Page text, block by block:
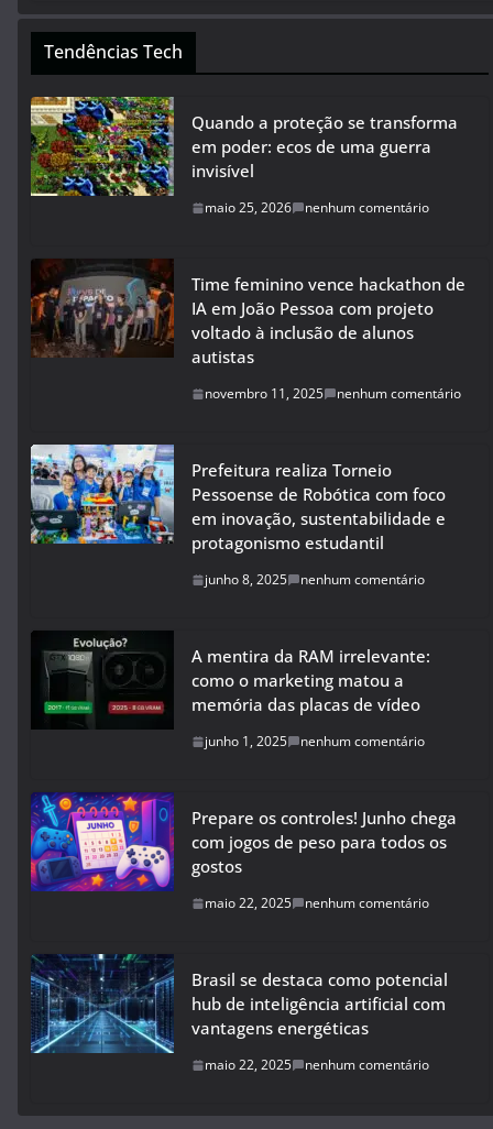
Tendências Tech
Quando a proteção se transforma
em poder: ecos de uma guerra
invisível
maio 25, 2026 nenhum comentário
Time feminino vence hackathon de
IA em João Pessoa com projeto
voltado à inclusão de alunos
autistas
novembro 11, 2025 nenhum comentário
Prefeitura realiza Torneio
Pessoense de Robótica com foco
em inovação, sustentabilidade e
protagonismo estudantil
junho 8, 2025 nenhum comentário
A mentira da RAM irrelevante:
como o marketing matou a
memória das placas de vídeo
junho 1, 2025 nenhum comentário
Prepare os controles! Junho chega
com jogos de peso para todos os
gostos
maio 22, 2025 nenhum comentário
Brasil se destaca como potencial
hub de inteligência artificial com
vantagens energéticas
maio 22, 2025 nenhum comentário